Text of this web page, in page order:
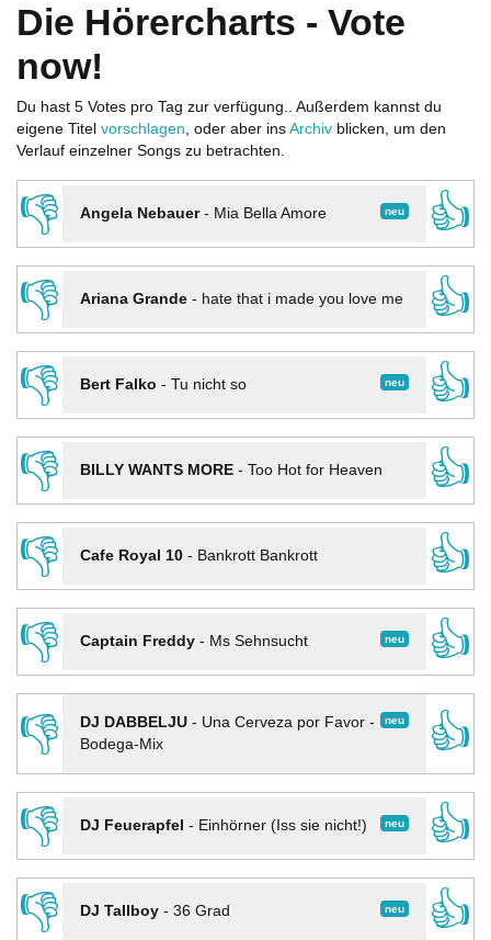
Die Hörercharts - Vote
now!
Du hast 5 Votes pro Tag zur verfügung.. Außerdem kannst du
eigene Titel vorschlagen, oder aber ins Archiv blicken, um den
Verlauf einzelner Songs zu betrachten.
👎 neu
Angela Nebauer- Mia Bella Amore
👍
👎
Ariana Grande- hate that i made you love me
👍
👎
neu
Bert Falko - Tu nicht so
👍
👎
BILLY WANTS MORE- Too Hot for Heaven
👍
👎
Cafe Royal 10- Bankrott Bankrott
👍
👎
neu
Captain Freddy- Ms Sehnsucht
👍
👎
neu
DJ DABBELJU- Una Cerveza por Favor -
Bodega-Mix
👍
👎
neu
DJ Feuerapfel - Einhörner (Iss sie nicht!)
👍
👎
neu
DJ Tallboy- 36 Grad
👍